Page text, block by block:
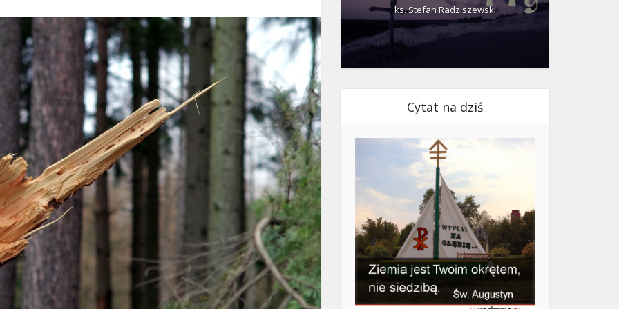
ks. Stefan Radziszewski
Cytat na dziś